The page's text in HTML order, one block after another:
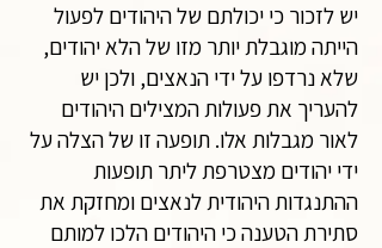
יש לזכור כי יכולתם של היהודים לפעול
הייתה מוגבלת יותר מזו של הלא יהודים,
שלא נרדפו על ידי הנאצים, ולכן יש
להעריך את פעולות המצילים היהודים
לאור מגבלות אלו. תופעה זו של הצלה על
ידי יהודים מצטרפת ליתר תופעות
ההתנגדות היהודית לנאצים ומחזקת את
סתירת הטענה כי היהודים הלכו למותם